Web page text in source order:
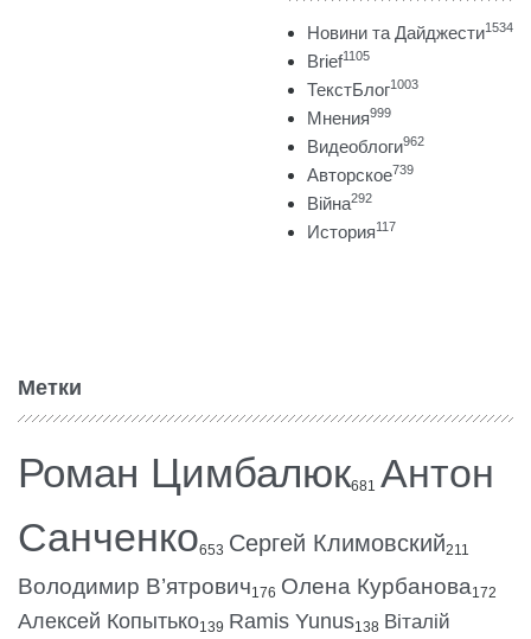
Новини та Дайджести1534
Brief1105
ТекстБлог1003
Мнения999
Видеоблоги962
Авторское739
Війна292
История117
Метки
Роман Цимбалюк681 Антон
Санченко653 Сергей Климовский211
Володимир В’ятрович176 Олена Курбанова172
Алексей Копытько139 Ramis Yunus138 Віталій